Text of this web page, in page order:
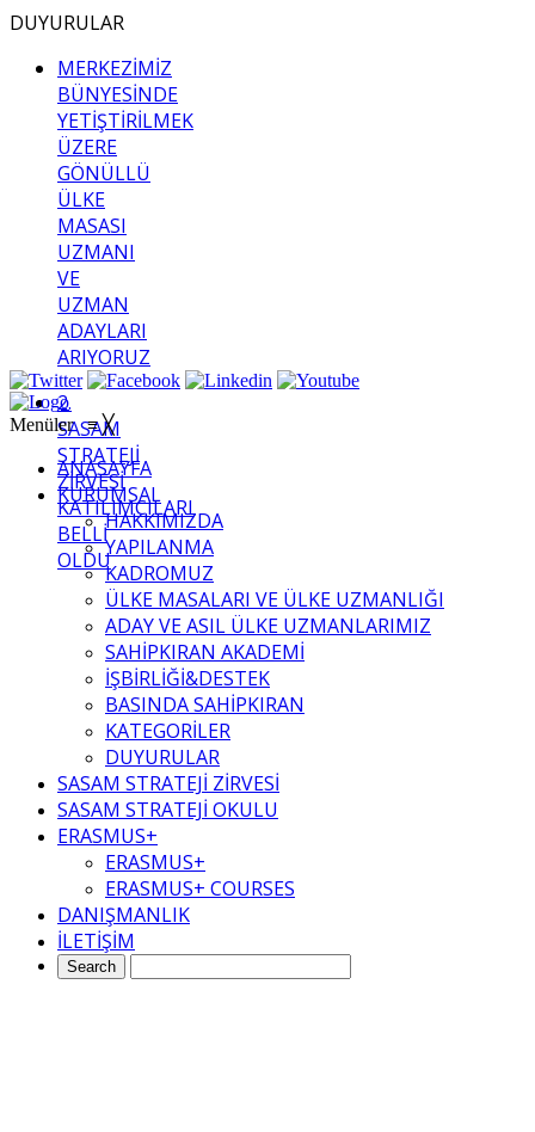
DUYURULAR
MERKEZİMİZ
BÜNYESİNDE
YETİŞTİRİLMEK
ÜZERE
GÖNÜLLÜ
ÜLKE
MASASI
UZMANI
VE
UZMAN
ADAYLARI
ARIYORUZ
2.
SASAM
STRATEJİ
ZİRVESİ
KATILIMCILARI
BELLİ
OLDU
Menüler≡ ╳
ANASAYFA
KURUMSAL
HAKKIMIZDA
YAPILANMA
KADROMUZ
ÜLKE MASALARI VE ÜLKE UZMANLIĞI
ADAY VE ASIL ÜLKE UZMANLARIMIZ
SAHİPKIRAN AKADEMİ
İŞBİRLİĞİ&DESTEK
BASINDA SAHİPKIRAN
KATEGORİLER
DUYURULAR
SASAM STRATEJİ ZİRVESİ
SASAM STRATEJİ OKULU
ERASMUS+
ERASMUS+
ERASMUS+ COURSES
DANIŞMANLIK
İLETİŞİM